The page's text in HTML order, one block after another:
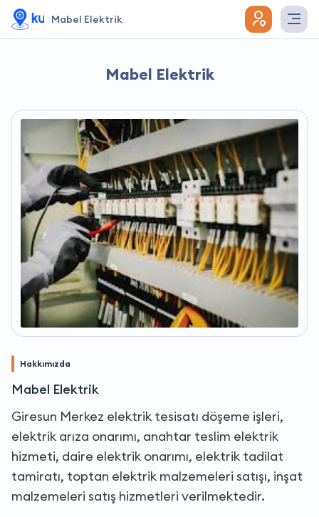
Mabel Elektrik
Mabel Elektrik
Hakkımızda
Mabel Elektrik
Giresun Merkez elektrik tesisatı döşeme işleri,
elektrik arıza onarımı, anahtar teslim elektrik
hizmeti, daire elektrik onarımı, elektrik tadilat
tamiratı, toptan elektrik malzemeleri satışı, inşat
malzemeleri satış hizmetleri verilmektedir.